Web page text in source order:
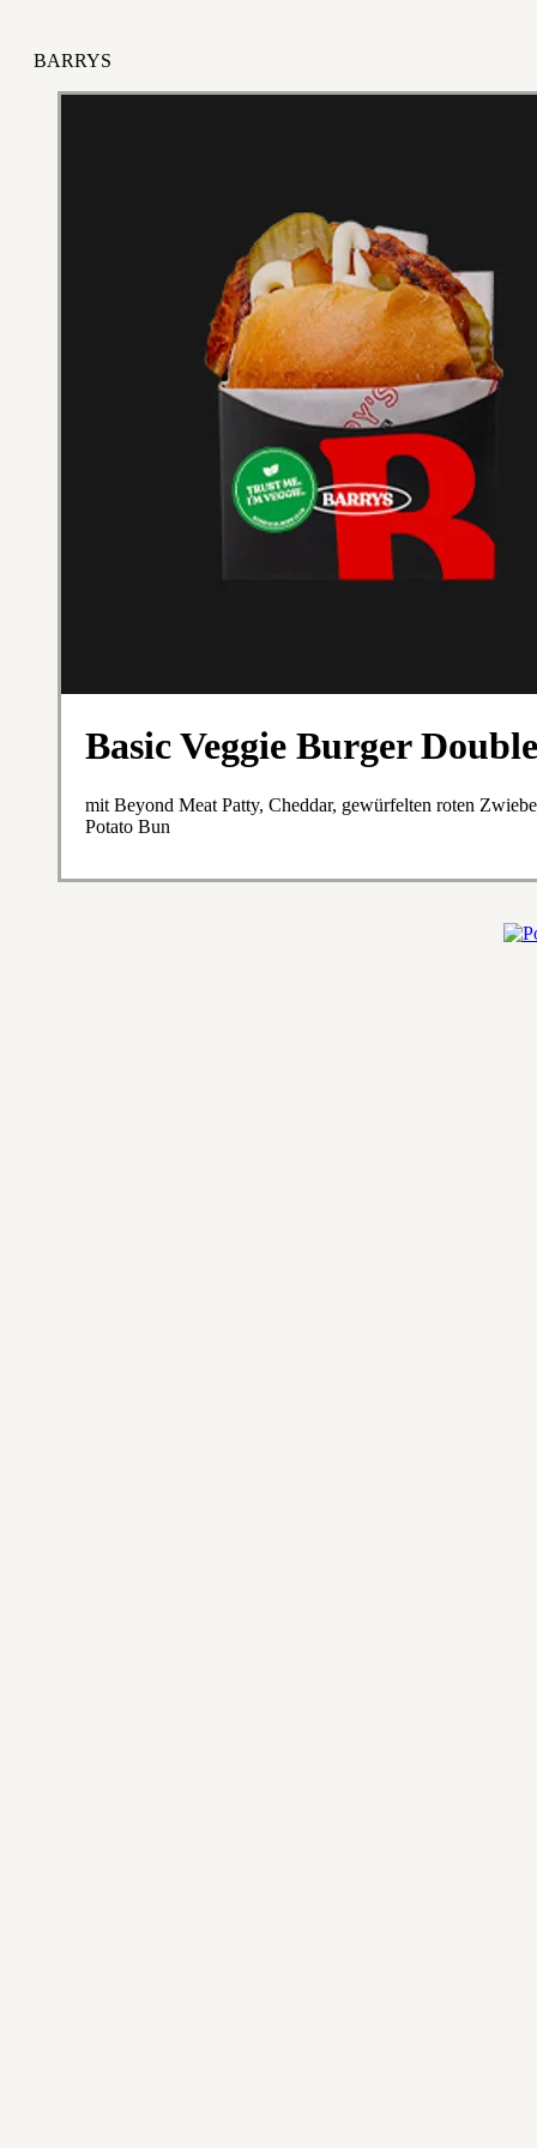
BARRYS
Basic Veggie Burger Double
mit Beyond Meat Patty, Cheddar, gewürfelten roten
Potato Bun